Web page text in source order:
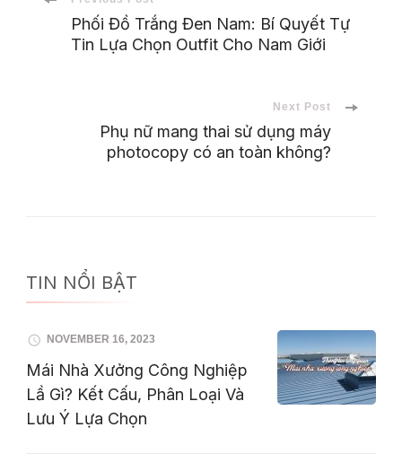
Post
Navigation
Phối Đồ Trắng Đen Nam: Bí Quyết Tự
Tin Lựa Chọn Outfit Cho Nam Giới
Next Post
Phụ nữ mang thai sử dụng máy
photocopy có an toàn không?
TIN NỔI BẬT
NOVEMBER 16, 2023
Mái Nhà Xưởng Công Nghiệp
Lầ Gì? Kết Cấu, Phân Loại Và
Lưu Ý Lựa Chọn